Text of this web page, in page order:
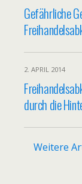
Gefährliche
2. APRIL 2014
durch die
Weitere